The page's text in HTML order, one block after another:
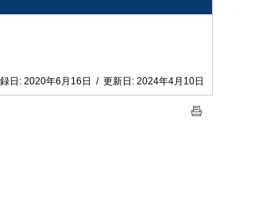
日: 2020年6月16日 / 更新日: 2024年4月10日